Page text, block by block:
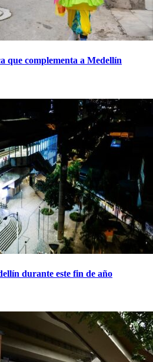
que complementa a Medellín
durante este fin de año